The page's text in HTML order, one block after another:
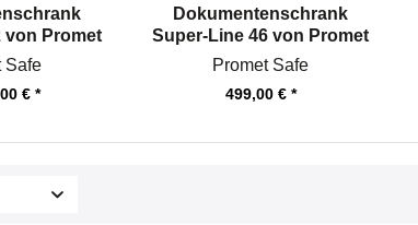
von Promet
Safe
€ *
Dokumentenschrank
Super-Line 46 von Promet
Safe
Promet Safe
499,00 € *